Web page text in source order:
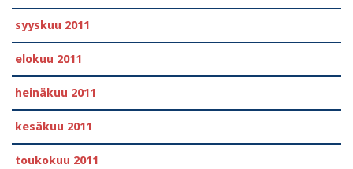
syyskuu 2011
elokuu 2011
heinäkuu 2011
kesäkuu 2011
toukokuu 2011